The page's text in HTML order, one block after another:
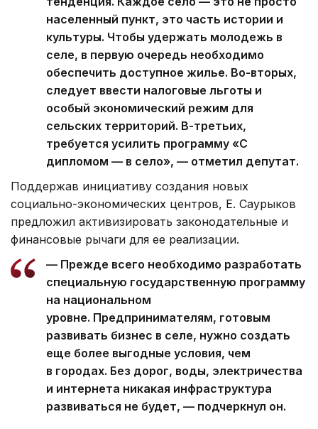
населенный пункт, это часть истории и
культуры. Чтобы удержать молодежь в
селе, в первую очередь необходимо
обеспечить доступное жилье. Во-вторых,
следует ввести налоговые льготы и
особый экономический режим для
сельских территорий. В-третьих,
требуется усилить программу «С
дипломом — в село», — отметил депутат.
Поддержав инициативу создания новых
социально-экономических центров, Е. Саурыков
предложил активизировать законодательные и
финансовые рычаги для ее реализации.
— Прежде всего необходимо разработать
специальную государственную программу
на национальном
уровне. Предпринимателям, готовым
развивать бизнес в селе, нужно создать
еще более выгодные условия, чем
в городах. Без дорог, воды, электричества
и интернета никакая инфраструктура
развиваться не будет, — подчеркнул он.